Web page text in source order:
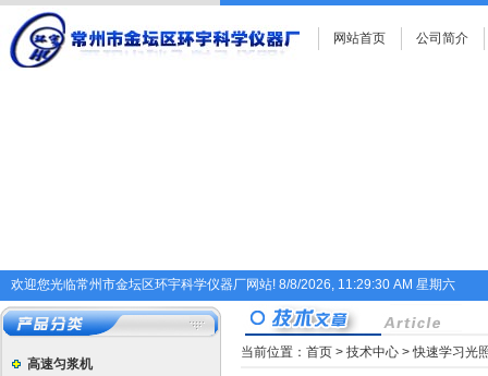
网站首页 公司简介
欢迎您光临常州市金坛区环宇科学仪器厂网站! 8/8/2026, 11:29:30 AM 星期六
高速匀浆机
当前位置： 首页 > 技术中心 > 快速学习光